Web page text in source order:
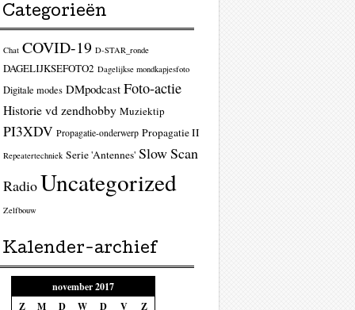
Categorieën
Chat COVID-19 D-STAR_ronde
DAGELIJKSEFOTO2 Dagelijkse mondkapjesfoto
Digitale modes DMpodcast Foto-actie
Historie vd zendhobby Muziektip
PI3XDV Propagatie-onderwerp Propagatie II
Repeatertechniek Serie 'Antennes' Slow Scan
RadioUncategorized
Zelfbouw
Kalender-archief
november 2017
Z
M D W D V Z